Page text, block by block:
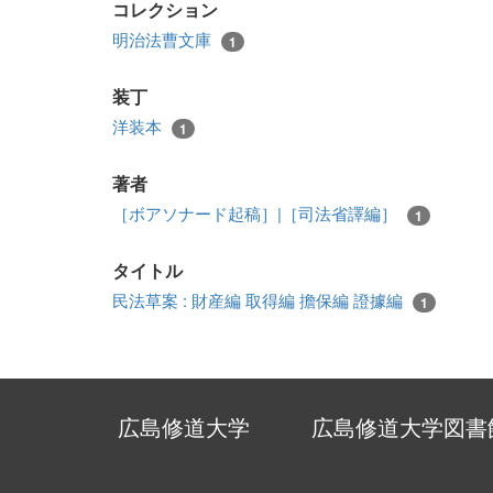
コレクション
明治法曹文庫 1
装丁
洋装本 1
著者
［ボアソナード起稿］|［司法省譯編］ 1
タイトル
民法草案 : 財産編 取得編 擔保編 證據編 1
広島修道大学 広島修道大学図